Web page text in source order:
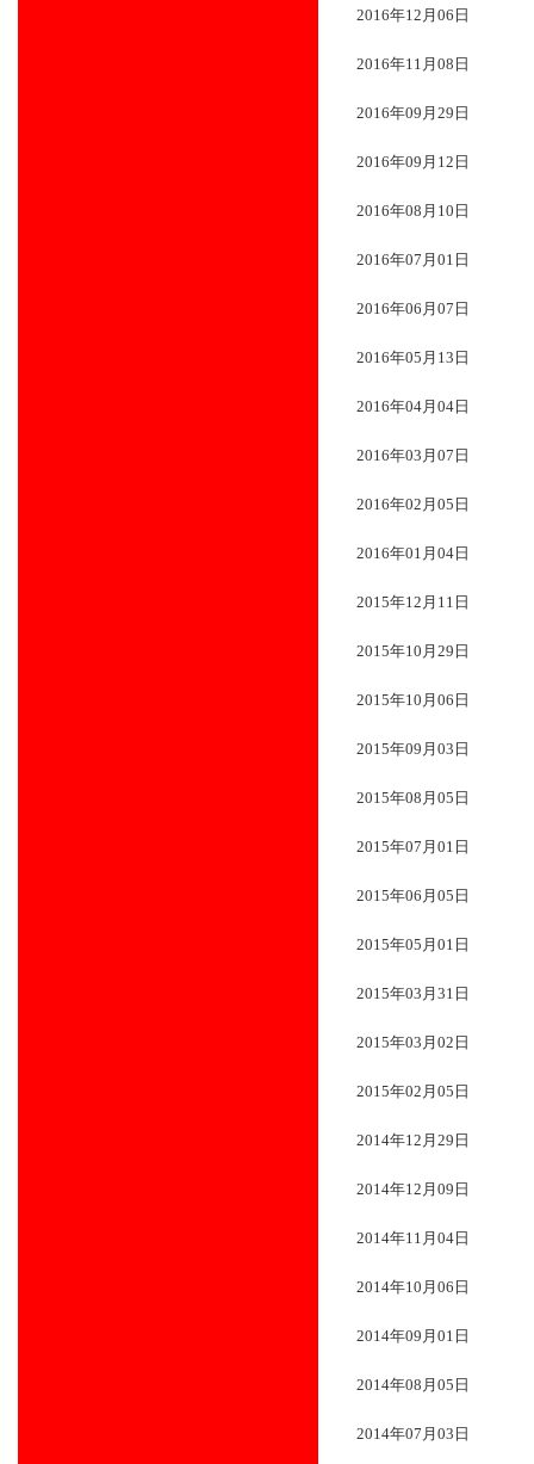
2016年12月06日
2016年11月08日
2016年09月29日
2016年09月12日
2016年08月10日
2016年07月01日
2016年06月07日
2016年05月13日
2016年04月04日
2016年03月07日
2016年02月05日
2016年01月04日
2015年12月11日
2015年10月29日
2015年10月06日
2015年09月03日
2015年08月05日
2015年07月01日
2015年06月05日
2015年05月01日
2015年03月31日
2015年03月02日
2015年02月05日
2014年12月29日
2014年12月09日
2014年11月04日
2014年10月06日
2014年09月01日
2014年08月05日
2014年07月03日